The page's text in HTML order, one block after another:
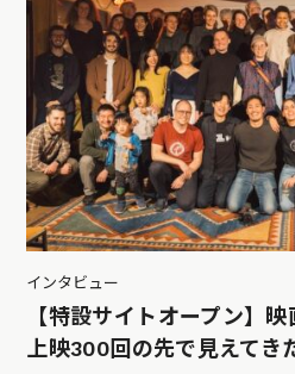
インタビュー
【特設サイトオープン】
上映300回の先で見えてき